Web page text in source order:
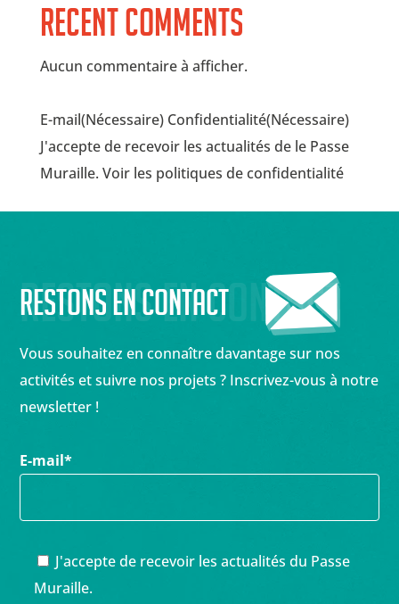
Recent Comments
Aucun commentaire à afficher.
E-mail(Nécessaire) Confidentialité(Nécessaire)
J'accepte de recevoir les actualités de le Passe
Muraille. Voir les politiques de confidentialité
Restons en contact
Restons en contact
Vous souhaitez en connaître davantage sur nos
activités et suivre nos projets ? Inscrivez-vous à notre
newsletter !
E-mail*
J'accepte de recevoir les actualités du Passe
Muraille.